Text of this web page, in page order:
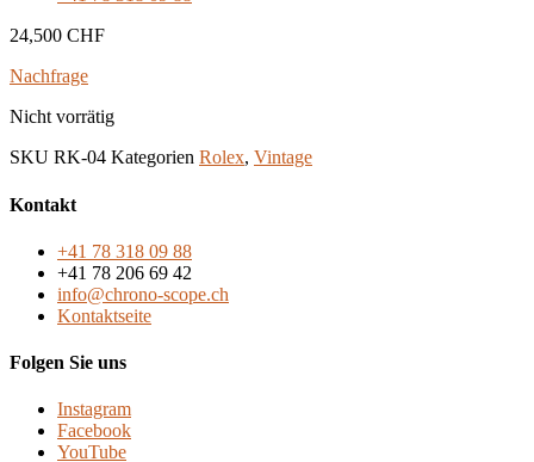
24,500 CHF
Nachfrage
Nicht vorrätig
SKU RK-04 Kategorien Rolex, Vintage
Kontakt
+41 78 318 09 88
+41 78 206 69 42
info@chrono-scope.ch
Kontaktseite
Folgen Sie uns
Instagram
Facebook
YouTube